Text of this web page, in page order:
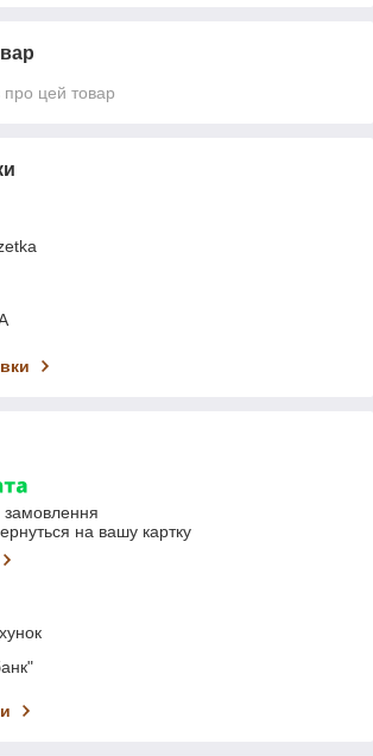
про цей товар
замовлення
на вашу картку